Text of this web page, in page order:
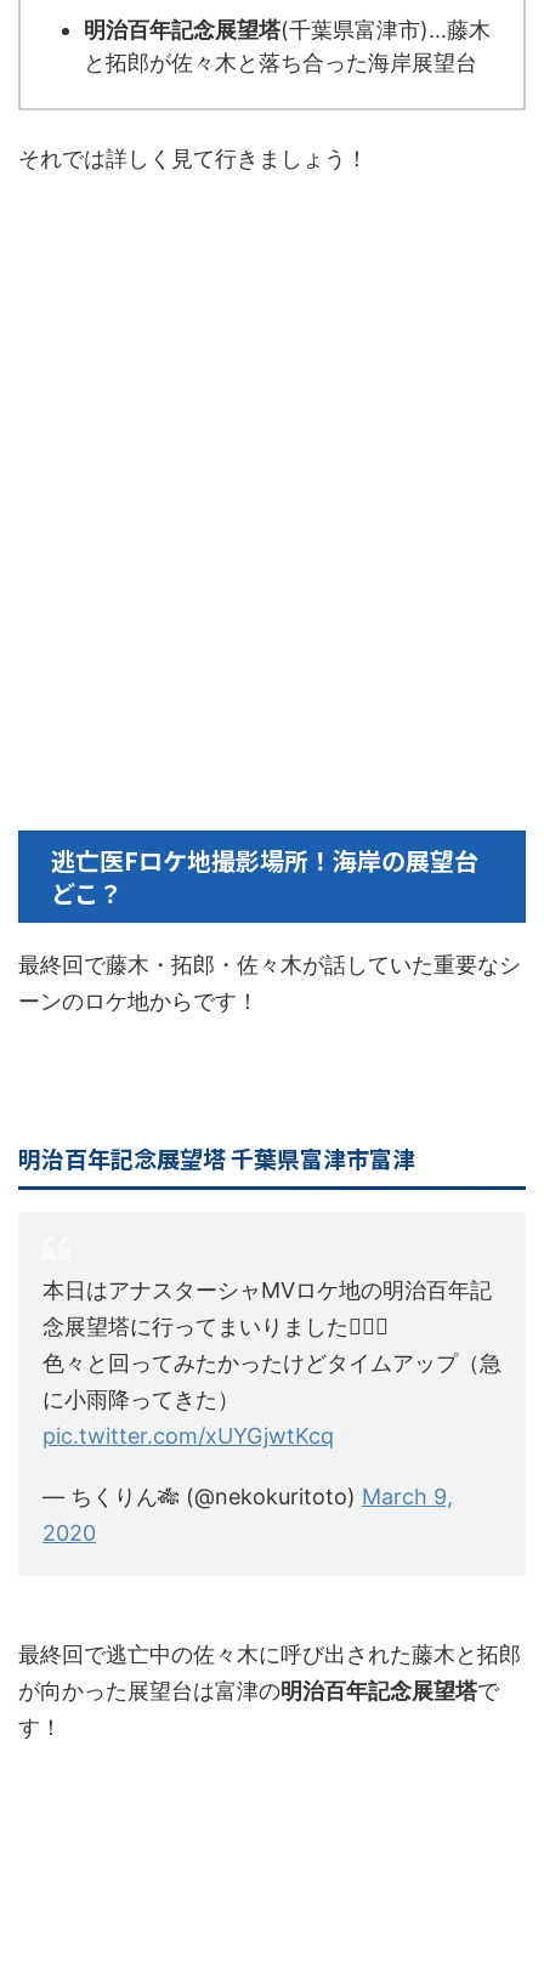
明治百年記念展望塔(千葉県富津市)…藤木
と拓郎が佐々木と落ち合った海岸展望台
それでは詳しく見て行きましょう！
逃亡医Fロケ地撮影場所！海岸の展望台
どこ？
最終回で藤木・拓郎・佐々木が話していた重要なシ
ーンのロケ地からです！
明治百年記念展望塔 千葉県富津市富津
本日はアナスターシャMVロケ地の明治百年記
念展望塔に行ってまいりました🙇🏻‍♂️
色々と回ってみたかったけどタイムアップ（急
に小雨降ってきた）
pic.twitter.com/xUYGjwtKcq
— ちくりん🎋 (@nekokuritoto) March 9,
2020
最終回で逃亡中の佐々木に呼び出された藤木と拓郎
が向かった展望台は富津の明治百年記念展望塔で
す！